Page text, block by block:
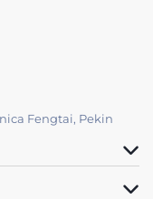
Fengtai, Pekin